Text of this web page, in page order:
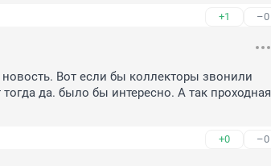
+1 –0
Вот если бы коллекторы звонили
да. было бы интересно. А так проходная
+0 –0